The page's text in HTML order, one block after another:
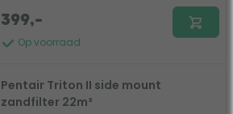
Op voorraad
399,-
Pentair Triton II side mount
zandfilter 22m³